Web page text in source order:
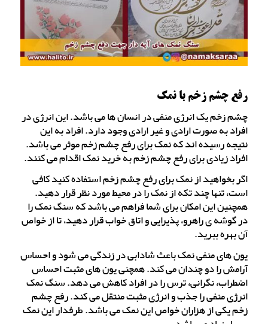
رفع چشم زخم با نمک
چشم زخم یک انرژی منفی در انسان ها می باشد. این انرژی در
افراد به صورت ارادی و غیر ارادی وجود دارد. افراد به این
نتیجه رسیده اند که نمک برای رفع چشم زخم موثر می باشد.
افراد زیادی برای رفع چشم زخم به خرید نمک اقدام می کنند.
اگر بخواهید از نمک برای رفع چشم زخم استفاده کنید کافی
است، تنها چند تکه از نمک را در محیط مورد نظر قرار دهید.
همچنین این امکان برای شما فراهم می باشد که سنگ نمک را
در گوشه ی راهرو، پذیرایی و اتاق خواب قرار دهید، تا از خواص
آن بهره ببرید.
یون های منفی نمک باعث شادابی در زندگی می شود و احساس
آرامش را دو چندان می کند. همچنی یون های مثبت احساس
اضطراب، نگرانی، ترس را در افراد کاهش می دهد. سنگ نمک
انرژی منفی را جذب و انرژی مثبت منتقل می کند. رفع چشم
زخم یکی از هزاران خواص این نمک می باشد. طرفدار این نمک